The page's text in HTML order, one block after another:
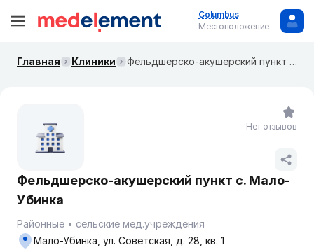
Columbus
Местоположение
Главная Клиники Фельдшерско-акушерский пункт с. Мало-Убинка
Фельдшерско-акушерский пункт с. Мало-
Убинка
Районные
сельские мед.учреждения
Мало-Убинка, ул. Советская, д. 28, кв. 1
Нет отзывов